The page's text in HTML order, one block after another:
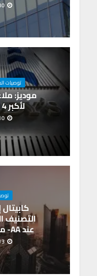
توصيات
موديز:
لأكبر 4 بنوك إماراتية
التصنيف
عند AA- مع نظرة مستقرة